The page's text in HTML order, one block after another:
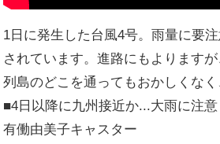
1日に発生した台風4号。雨量に要
されています。進路にもよります
列島のどこを通ってもおかしくな
■4日以降に九州接近か...大雨に注意
有働由美子キャスター